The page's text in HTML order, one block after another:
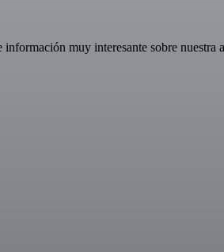
muy interesante sobre nuestra